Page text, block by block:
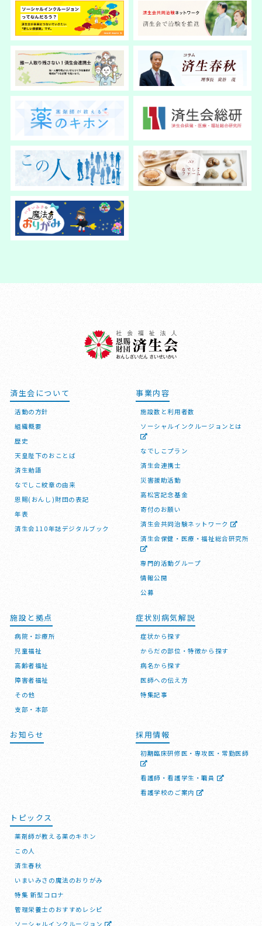
済生会について
活動の方針
組織概要
歴史
天皇陛下のおことば
済生勅語
なでしこ紋章の由来
恩賜(おんし)財団の表記
年表
済生会110年誌デジタルブック
事業内容
施設数と利用者数
ソーシャルインクルージョンとは
なでしこプラン
済生会連携士
災害援助活動
高松宮記念基金
寄付のお願い
済生会共同治験ネットワーク
済生会保健・医療・福祉総合研究所
専門的活動グループ
情報公開
公募
施設と拠点
病院・診療所
児童福祉
高齢者福祉
障害者福祉
その他
支部・本部
症状別病気解説
症状から探す
からだの部位・特徴から探す
病名から探す
医師への伝え方
特集記事
お知らせ 採用情報
初期臨床研修医・専攻医・常勤医師
看護師・看護学生・職員
看護学校のご案内
トピックス
薬剤師が教える薬のキホン
この人
済生春秋
いまいみさの魔法のおりがみ
特集 新型コロナ
管理栄養士のおすすめレシピ
ソーシャルインクルージョン